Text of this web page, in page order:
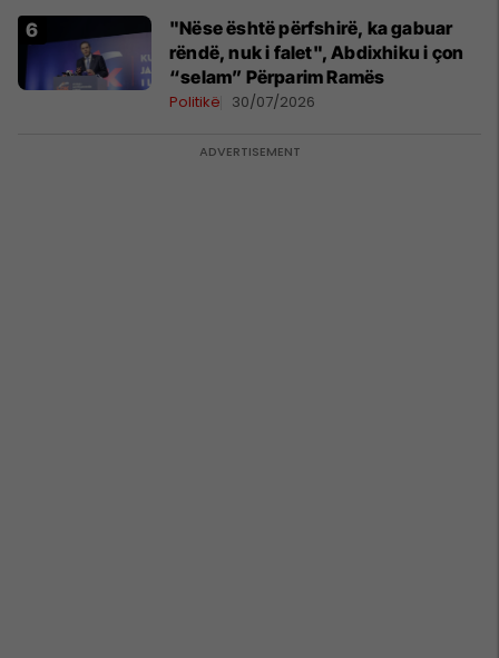
"Nëse është përfshirë, ka gabuar
rëndë, nuk i falet", Abdixhiku i çon
“selam” Përparim Ramës
Politikë 30/07/2026